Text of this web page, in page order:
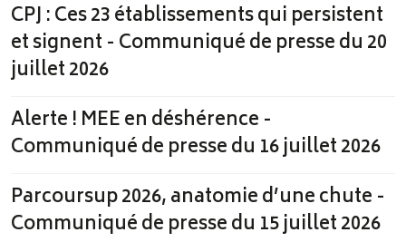
CPJ : Ces 23 établissements qui persistent
et signent - Communiqué de presse du 20
juillet 2026
Alerte ! MEE en déshérence -
Communiqué de presse du 16 juillet 2026
Parcoursup 2026, anatomie d’une chute -
Communiqué de presse du 15 juillet 2026